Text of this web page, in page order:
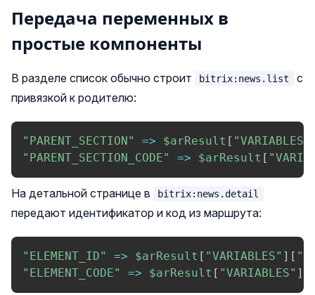
Передача переменных в
простые компоненты
В разделе список обычно строит bitrix:news.list
с
привязкой к родителю:
"PARENT_SECTION" => $arResult [ "VARIABLES"
"PARENT_SECTION_CODE"
=> $arResult [
На детальной странице в bitrix:news.detail
передают идентификатор и код из маршрута:
"ELEMENT_ID" => $arResult [ "VARIABLES" ] [
"ELEMENT_CODE"
=> $arResult [ "VARIABLES" ]